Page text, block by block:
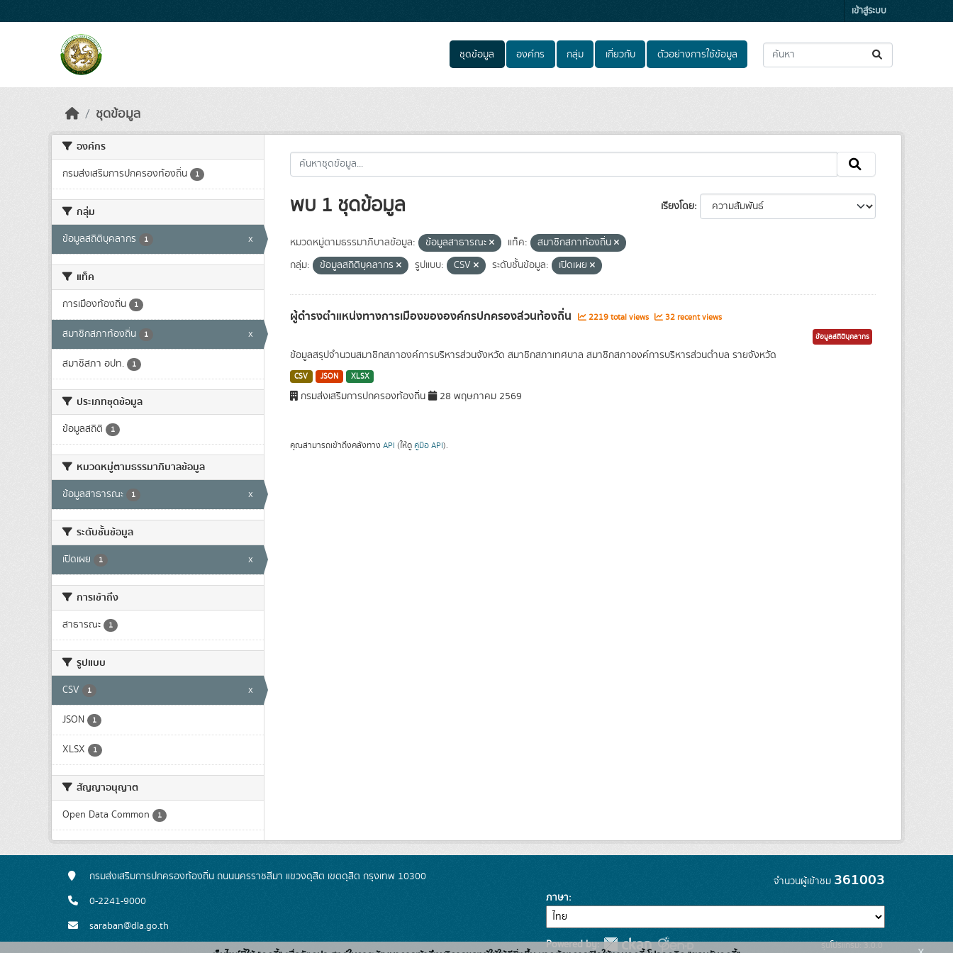
เข้าสู่ระบบ
ชุดข้อมูล องค์กร กลุ่ม เกี่ยวกับ ตัวอย่างการใช้ข้อมูล
ชุดข้อมูล
องค์กร
กรมส่งเสริมการปกครองท้องถิ่น 1
กลุ่ม
ข้อมูลสถิติบุคลากร 1 x
แท็ค
การเมืองท้องถิ่น 1
สมาชิกสภาท้องถิ่น 1 x
สมาชิสภา อปท. 1
ประเภทชุดข้อมูล
ข้อมูลสถิติ 1
หมวดหมู่ตามธรรมาภิบาลข้อมูล
ข้อมูลสาธารณะ 1 x
ระดับชั้นข้อมูล
เปิดเผย 1 x
การเข้าถึง
สาธารณะ 1
รูปแบบ
CSV 1 x
JSON 1
XLSX 1
สัญญาอนุญาต
Open Data Common 1
เรียงโดย
พบ 1 ชุดข้อมูล
หมวดหมู่ตามธรรมาภิบาลข้อมูล: ข้อมูลสาธารณะ แท็ค:
สมาชิกสภาท้องถิ่น
กลุ่ม:
ข้อมูลสถิติบุคลากร รูปแบบ: CSV ระดับชั้นข้อมูล: เปิดเผย
ผู้ดำรงตำแหน่งทางการเมืองขององค์กรปกครองส่วนท้องถิ่น 2219 total views 32 recent views
ข้อมูลสถิติบุคลากร
ข้อมูลสรุปจำนวนสมาชิกสภาองค์การบริหารส่วนจังหวัด สมาชิกสภาเทศบาล สมาชิกสภาองค์การบริหารส่วนตำบล รายจังหวัด
CSV JSON XLSX
กรมส่งเสริมการปกครองท้องถิ่น 28 พฤษภาคม 2569
คุณสามารถเข้าถึงคลังทาง API (ให้ดู คู่มือ API).
กรมส่งเสริมการปกครองท้องถิ่น ถนนนครราชสีมา แขวงดุสิต เขตดุสิต กรุงเทพ 10300
0-2241-9000
saraban@dla.go.th
จำนวนผู้เข้าชม 361003
ภาษา
Powered by: รุ่นโปรแกรม: 3.0.0